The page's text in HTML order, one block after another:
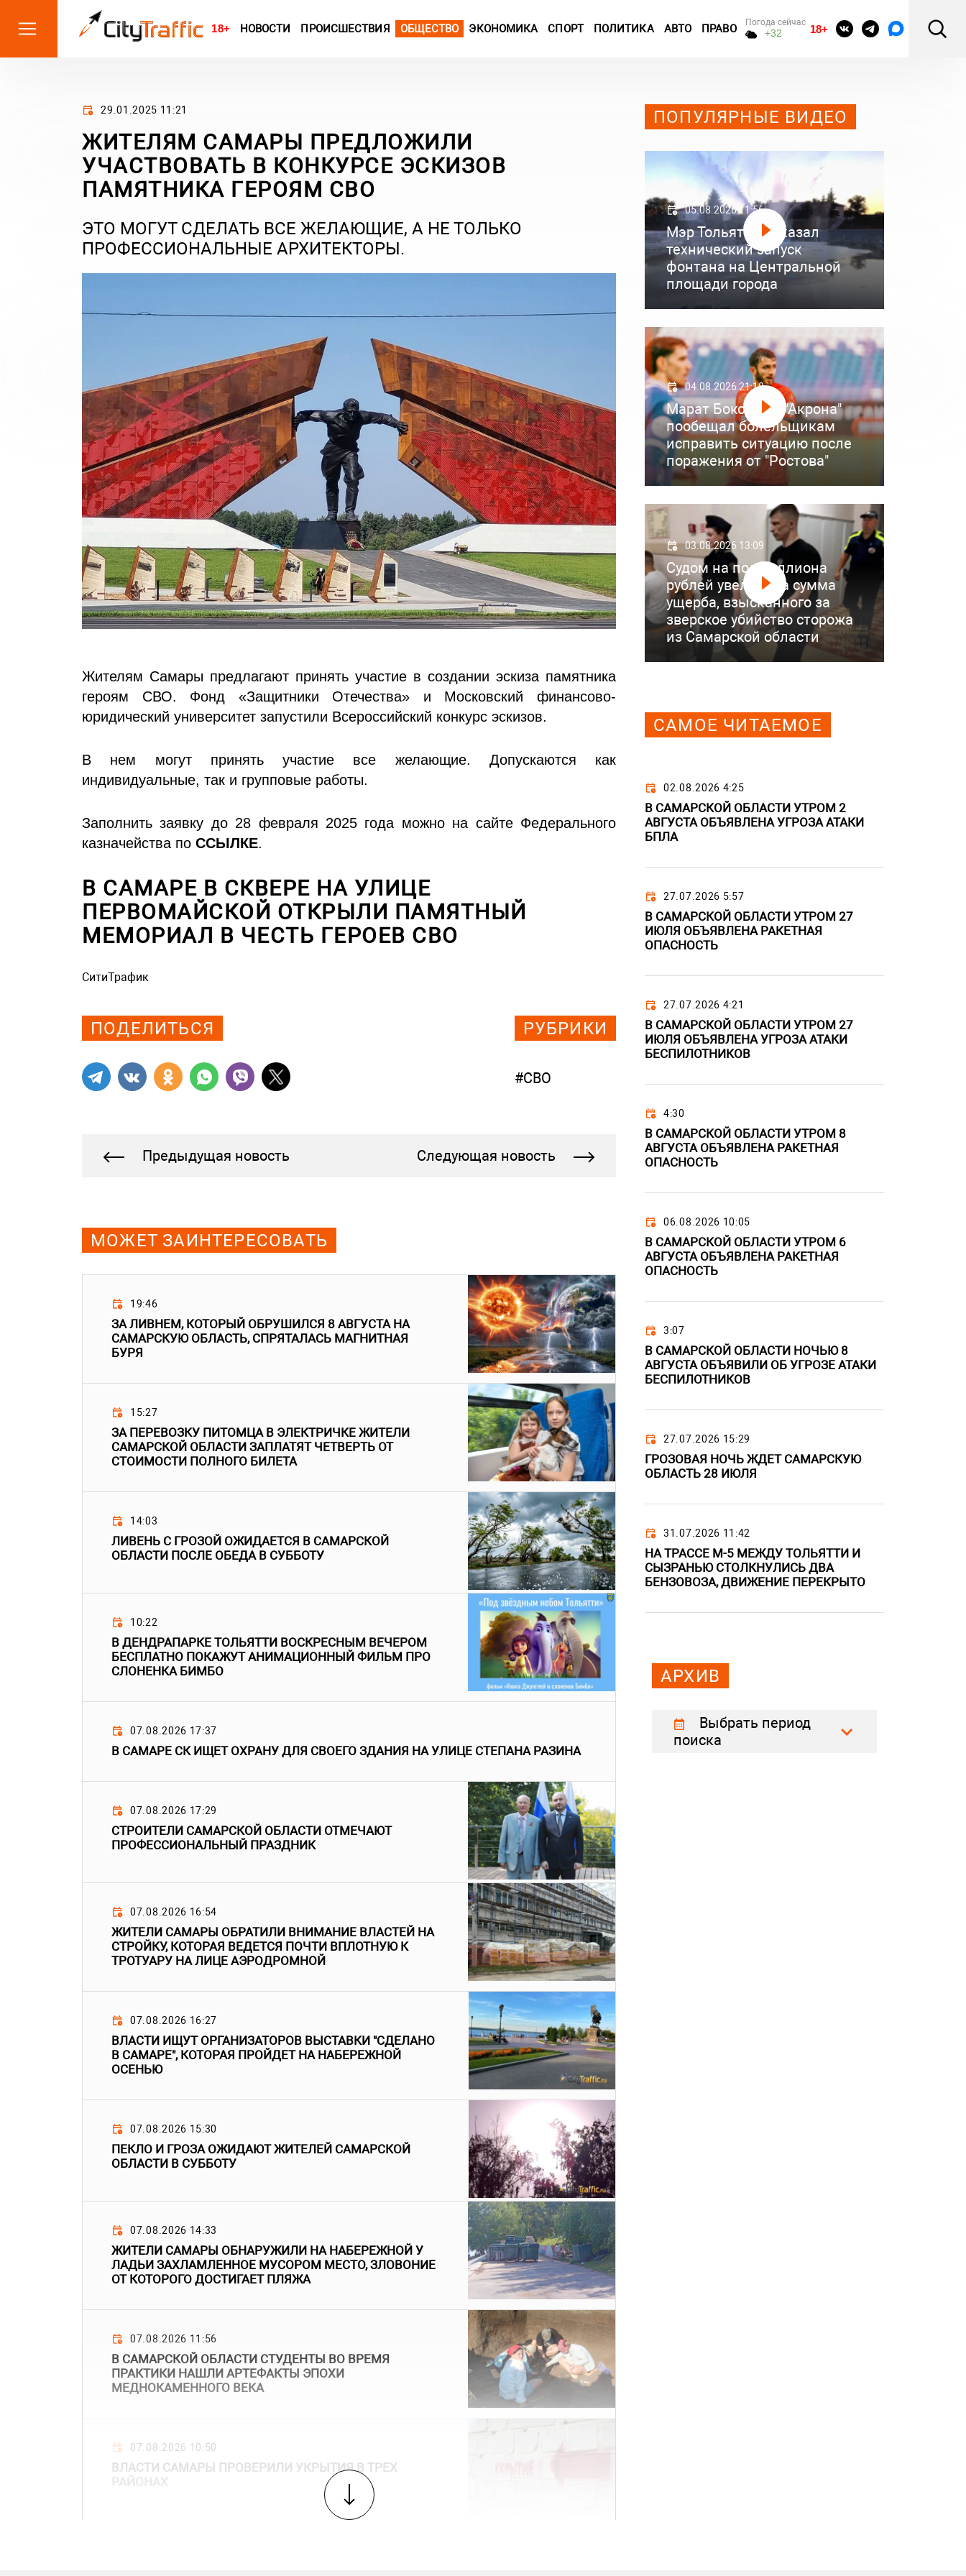
18+ НОВОСТИ ПРОИСШЕСТВИЯ ОБЩЕСТВО ЭКОНОМИКА СПОРТ ПОЛИТИКА АВТО ПРАВО Погода сейчас
+32 18+
29.01.2025 11:21
ЖИТЕЛЯМ САМАРЫ ПРЕДЛОЖИЛИ
УЧАСТВОВАТЬ В КОНКУРСЕ ЭСКИЗОВ
ПАМЯТНИКА ГЕРОЯМ СВО
ЭТО МОГУТ СДЕЛАТЬ ВСЕ ЖЕЛАЮЩИЕ, А НЕ ТОЛЬКО
ПРОФЕССИОНАЛЬНЫЕ АРХИТЕКТОРЫ.
Жителям Самары предлагают принять участие в создании эскиза памятника
героям СВО. Фонд «Защитники Отечества» и Московский финансово-
юридический университет запустили Всероссийский конкурс эскизов.
В нем могут принять участие все желающие. Допускаются как
индивидуальные, так и групповые работы.
Заполнить заявку до 28 февраля 2025 года можно на сайте Федерального
казначейства по ССЫЛКЕ.
В САМАРЕ В СКВЕРЕ НА УЛИЦЕ
ПЕРВОМАЙСКОЙ ОТКРЫЛИ ПАМЯТНЫЙ
МЕМОРИАЛ В ЧЕСТЬ ГЕРОЕВ СВО
СитиТрафик
ПОДЕЛИТЬСЯ РУБРИКИ
#СВО
Предыдущая новость Следующая новость
МОЖЕТ ЗАИНТЕРЕСОВАТЬ
19:46
ЗА ЛИВНЕМ, КОТОРЫЙ ОБРУШИЛСЯ 8 АВГУСТА НА
САМАРСКУЮ ОБЛАСТЬ, СПРЯТАЛАСЬ МАГНИТНАЯ
БУРЯ
15:27
ЗА ПЕРЕВОЗКУ ПИТОМЦА В ЭЛЕКТРИЧКЕ ЖИТЕЛИ
САМАРСКОЙ ОБЛАСТИ ЗАПЛАТЯТ ЧЕТВЕРТЬ ОТ
СТОИМОСТИ ПОЛНОГО БИЛЕТА
14:03
ЛИВЕНЬ С ГРОЗОЙ ОЖИДАЕТСЯ В САМАРСКОЙ
ОБЛАСТИ ПОСЛЕ ОБЕДА В СУББОТУ
10:22
В ДЕНДРАПАРКЕ ТОЛЬЯТТИ ВОСКРЕСНЫМ ВЕЧЕРОМ
БЕСПЛАТНО ПОКАЖУТ АНИМАЦИОННЫЙ ФИЛЬМ ПРО
СЛОНЕНКА БИМБО
07.08.2026 17:37
В САМАРЕ СК ИЩЕТ ОХРАНУ ДЛЯ СВОЕГО ЗДАНИЯ НА УЛИЦЕ СТЕПАНА РАЗИНА
07.08.2026 17:29
СТРОИТЕЛИ САМАРСКОЙ ОБЛАСТИ ОТМЕЧАЮТ
ПРОФЕССИОНАЛЬНЫЙ ПРАЗДНИК
07.08.2026 16:54
ЖИТЕЛИ САМАРЫ ОБРАТИЛИ ВНИМАНИЕ ВЛАСТЕЙ НА
СТРОЙКУ, КОТОРАЯ ВЕДЕТСЯ ПОЧТИ ВПЛОТНУЮ К
ТРОТУАРУ НА ЛИЦЕ АЭРОДРОМНОЙ
07.08.2026 16:27
ВЛАСТИ ИЩУТ ОРГАНИЗАТОРОВ ВЫСТАВКИ "СДЕЛАНО
В САМАРЕ", КОТОРАЯ ПРОЙДЕТ НА НАБЕРЕЖНОЙ
ОСЕНЬЮ
07.08.2026 15:30
ПЕКЛО И ГРОЗА ОЖИДАЮТ ЖИТЕЛЕЙ САМАРСКОЙ
ОБЛАСТИ В СУББОТУ
07.08.2026 14:33
ЖИТЕЛИ САМАРЫ ОБНАРУЖИЛИ НА НАБЕРЕЖНОЙ У
ЛАДЬИ ЗАХЛАМЛЕННОЕ МУСОРОМ МЕСТО, ЗЛОВОНИЕ
ОТ КОТОРОГО ДОСТИГАЕТ ПЛЯЖА
07.08.2026 11:56
В САМАРСКОЙ ОБЛАСТИ СТУДЕНТЫ ВО ВРЕМЯ
ПРАКТИКИ НАШЛИ АРТЕФАКТЫ ЭПОХИ
МЕДНОКАМЕННОГО ВЕКА
07.08.2026 10:50
ВЛАСТИ САМАРЫ ПРОВЕРИЛИ УКРЫТИЯ В ТРЕХ
ПОПУЛЯРНЫЕ ВИДЕО
05.08.2026 11:56
Мэр Тольятти показал
технический запуск
фонтана на Центральной
площади города
04.08.2026 21:18
Марат Бокоев из "Акрона"
пообещал болельщикам
исправить ситуацию после
поражения от "Ростова"
03.08.2026 13:09
Судом на полмиллиона
рублей увеличена сумма
ущерба, взысканного за
зверское убийство сторожа
из Самарской области
САМОЕ ЧИТАЕМОЕ
02.08.2026 4:25
В САМАРСКОЙ ОБЛАСТИ УТРОМ 2
АВГУСТА ОБЪЯВЛЕНА УГРОЗА АТАКИ
БПЛА
27.07.2026 5:57
В САМАРСКОЙ ОБЛАСТИ УТРОМ 27
ИЮЛЯ ОБЪЯВЛЕНА РАКЕТНАЯ
ОПАСНОСТЬ
27.07.2026 4:21
В САМАРСКОЙ ОБЛАСТИ УТРОМ 27
ИЮЛЯ ОБЪЯВЛЕНА УГРОЗА АТАКИ
БЕСПИЛОТНИКОВ
4:30
В САМАРСКОЙ ОБЛАСТИ УТРОМ 8
АВГУСТА ОБЪЯВЛЕНА РАКЕТНАЯ
ОПАСНОСТЬ
06.08.2026 10:05
В САМАРСКОЙ ОБЛАСТИ УТРОМ 6
АВГУСТА ОБЪЯВЛЕНА РАКЕТНАЯ
ОПАСНОСТЬ
3:07
В САМАРСКОЙ ОБЛАСТИ НОЧЬЮ 8
АВГУСТА ОБЪЯВИЛИ ОБ УГРОЗЕ АТАКИ
БЕСПИЛОТНИКОВ
27.07.2026 15:29
ГРОЗОВАЯ НОЧЬ ЖДЕТ САМАРСКУЮ
ОБЛАСТЬ 28 ИЮЛЯ
31.07.2026 11:42
НА ТРАССЕ М-5 МЕЖДУ ТОЛЬЯТТИ И
СЫЗРАНЬЮ СТОЛКНУЛИСЬ ДВА
БЕНЗОВОЗА, ДВИЖЕНИЕ ПЕРЕКРЫТО
АРХИВ
Выбрать период
поиска